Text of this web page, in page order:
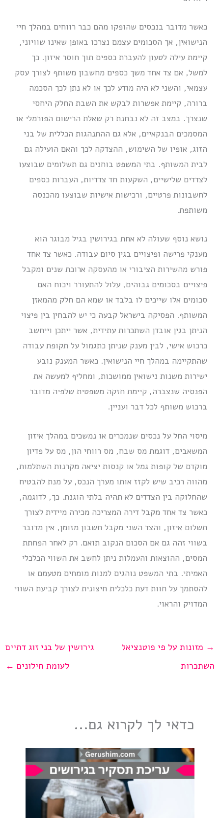
כאשר מדובר בנכסים שהופקו מהם כבר רווחים במהלך חיי
הנישואין, אך הסכומים עצמם נצרכו באופן שאינו שוויוני,
קיימת עילה לטעון להעברת כספים תוך חוסר איזון. כך
למשל, אם צד אחד משך כספים מחשבון משותף לצורך עסק
עצמאי, והשני לא היה מודע לכך או לא נתן לכך הסכמה
ברורה, קיימת אפשרות לבקש את השבת החלק היחסי
שנצרך. במצב זה לא נבחנת רק שאלת הרישום הפורמלי או
המסמכים הבנקאיים, אלא גם ההתנהגות הכללית של בני
הזוג, אופיו של השימוש, ההצדקה לכך והאם הועילה גם
לבית המשותף. בתי המשפט בוחנים גם תשלומים שבוצעו
לצדדים שלישיים, השקעות חד צדדיות, העברות כספים
לחשבונות פרטיים, ורכישות אישיות שבוצעו מהכנסה
משותפת.
נושא נוסף שעולה לא אחת בגירושין בגיל מבוגר הוא
מענקי פרישה ופיצויים בגין סיום עבודה. כאשר צד אחד
פורש מהשירות הציבורי או מהעסקה ארוכת שנים ומקבל
פיצויים בסכומים גבוהים, עלול להתעורר ויכוח האם
סכומים אלו שייכים לו בלבד או שמא הם חלק מהמאזן
המשותף. הפסיקה בישראל קבעה כי יש להבחין בין פיצוי
הניתן בגין אובדן השתכרות עתידית, אשר ייתכן וייחשב
כרכוש אישי, לבין מענק שניתן כתגמול על תקופת עבודה
שהתקיימה במהלך חיי הנישואין. כאשר המענק נובע
ישירות משנות נישואין ממושכות, ומחליף למעשה את
הפנסיה שנצברה, קיימת חזקה משפטית שלפיה מדובר
ברכוש משותף לכל דבר ועניין.
מיסוי החל על נכסים שנמכרים או נמשכים במהלך איזון
המשאבים, דוגמת מס שבח, מס רווחי הון, מס על פדיון
מוקדם של קופות גמל או קנסות יציאה מקרנות השתלמות,
מהווה רכיב שיש לקזז אותו מערך הנכס, על מנת להבטיח
שהחלוקה בין הצדדים לא תהיה בלתי הוגנת. כך, לדוגמה,
כאשר צד אחד מקבל דירה המצריכה מכירה מיידית לצורך
תשלום איזון, והצד השני מקבל חשבון מזומן, אין מדובר
בשווי זהה גם אם הסכום הנקוב תואם. רק לאחר הפחתת
המסים, ההוצאות והעמלות ניתן לחשב את השווי הכלכלי
האמיתי. בתי המשפט נוהגים למנות מומחים מטעמם או
להסתמך על חוות דעת כלכלית חיצונית לצורך קביעת השווי
המדויק והראוי.
גירושין של בני זוג דתיים
לעומת חילונים ←
→ מזונות על פי פוטנציאל
השתכרות
כדאי לך לקרוא גם...